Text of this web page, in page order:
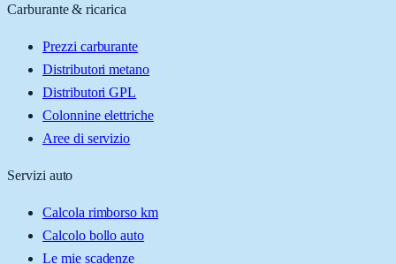
Carburante & ricarica
Prezzi carburante
Distributori metano
Distributori GPL
Colonnine elettriche
Aree di servizio
Servizi auto
Calcola rimborso km
Calcolo bollo auto
Le mie scadenze